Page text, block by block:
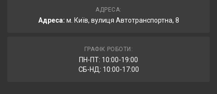
АДРЕСА:
Адреса: м. Київ, вулиця Автотранспортна, 8
ГРАФІК РОБОТИ:
ПН-ПТ: 10:00-19:00
СБ-НД: 10:00-17:00